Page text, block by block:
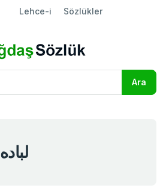
Lehce-i Sözlükler
lebade ~ لباده